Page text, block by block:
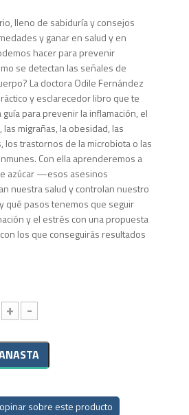
lleno de sabiduría y consejos
y ganar en salud y en
hacer para prevenir
se detectan las señales de
La doctora Odile Fernández
y escla­recedor libro que te
guía para prevenir la inflamación, el
migrañas, la obe­sidad, las
los trastornos de la microbio­ta o las
Con ella aprenderemos a
azúcar —esos asesinos
nuestra salud y controlan nuestro
pasos tenemos que seguir
y el estrés con una propuesta
los que conseguirás resultados
+ -
sobre este producto